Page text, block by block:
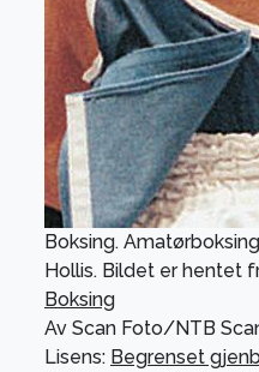
Boksing.
Hollis. Bildet er hentet
Boksing
Av Scan Foto/NTB
Lisens: Begrenset